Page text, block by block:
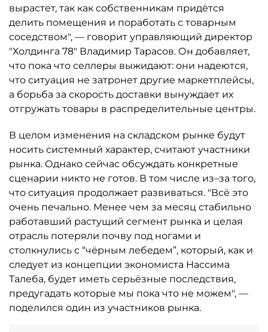
вырастет, так как собственникам придётся
делить помещения и поработать с товарным
соседством", — говорит управляющий директор
"Холдинга 78" Владимир Тарасов. Он добавляет,
что пока что селлеры выжидают: они надеются,
что ситуация не затронет другие маркетплейсы,
а борьба за скорость доставки вынуждает их
отгружать товары в распределительные центры.
В целом изменения на складском рынке будут
носить системный характер, считают участники
рынка. Однако сейчас обсуждать конкретные
сценарии никто не готов. В том числе из–за того,
что ситуация продолжает развиваться. "Всё это
очень печально. Менее чем за месяц стабильно
работавший растущий сегмент рынка и целая
отрасль потеряли почву под ногами и
столкнулись с “чёрным лебедем”, который, как и
следует из концепции экономиста Нассима
Талеба, будет иметь серьёзные последствия,
предугадать которые мы пока что не можем", —
поделился один из участников рынка.